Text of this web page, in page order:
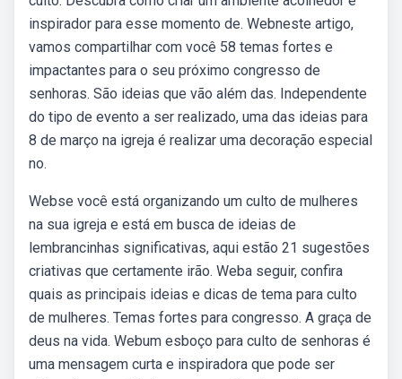
inspirador para esse momento de. Webneste artigo,
vamos compartilhar com você 58 temas fortes e
impactantes para o seu próximo congresso de
senhoras. São ideias que vão além das. Independente
do tipo de evento a ser realizado, uma das ideias para
8 de março na igreja é realizar uma decoração especial
no.
Webse você está organizando um culto de mulheres
na sua igreja e está em busca de ideias de
lembrancinhas significativas, aqui estão 21 sugestões
criativas que certamente irão. Weba seguir, confira
quais as principais ideias e dicas de tema para culto
de mulheres. Temas fortes para congresso. A graça de
deus na vida. Webum esboço para culto de senhoras é
uma mensagem curta e inspiradora que pode ser